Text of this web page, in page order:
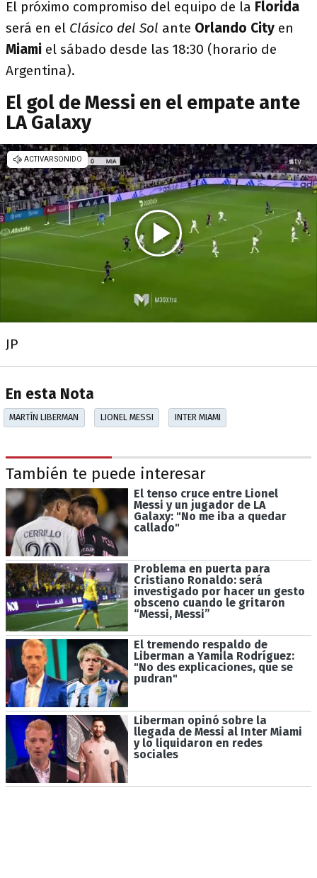
El próximo compromiso del equipo de la Florida
será en el Clásico del Sol ante Orlando City en
Miami el sábado desde las 18:30 (horario de
Argentina).
El gol de Messi en el empate ante
LA Galaxy
JP
En esta Nota
MARTÍN LIBERMAN LIONEL MESSI INTER MIAMI
También te puede interesar
El tenso cruce entre Lionel
Messi y un jugador de LA
Galaxy: "No me iba a quedar
callado"
Problema en puerta para
Cristiano Ronaldo: será
investigado por hacer un gesto
obsceno cuando le gritaron
“Messi, Messi”
El tremendo respaldo de
Liberman a Yamila Rodríguez:
"No des explicaciones, que se
pudran"
Liberman opinó sobre la
llegada de Messi al Inter Miami
y lo liquidaron en redes
sociales